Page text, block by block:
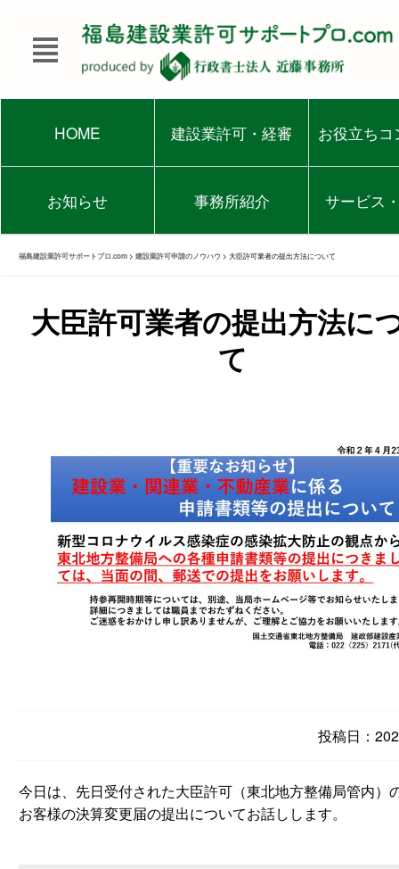
HOME 建設業許可・経審 お役立ちコ
お知らせ 事務所紹介 サービス
福島建設業許可サポートプロ.com > 建設業許可申請のノウハウ > 大臣許可業者の提出方法について
大臣許可業者の提出方法に
て
投稿日：
今日は、先日受付された大臣許可（東北地方整備局管内）
お客様の決算変更届の提出についてお話しします。